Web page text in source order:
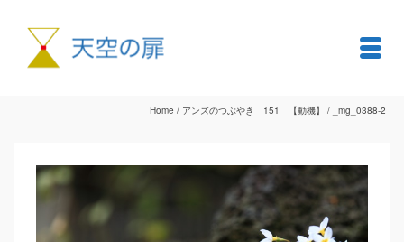
Home / アンズのつぶやき 151 【動機】 / _mg_0388-2